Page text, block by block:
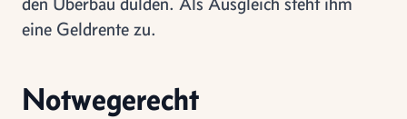
eine Geldrente zu.
Notwegerecht